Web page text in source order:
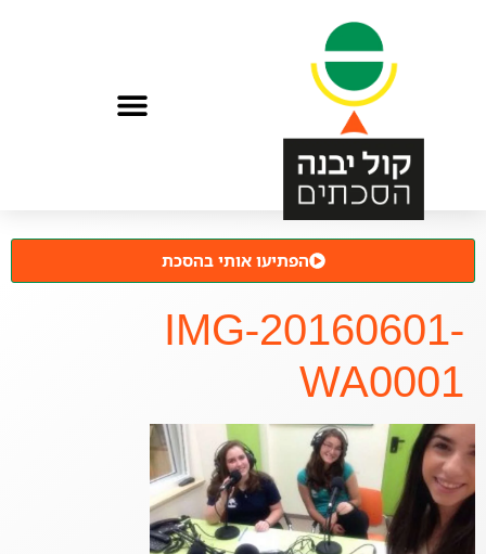
הפתיעו אותי בהסכת
IMG-20160601-
WA0001